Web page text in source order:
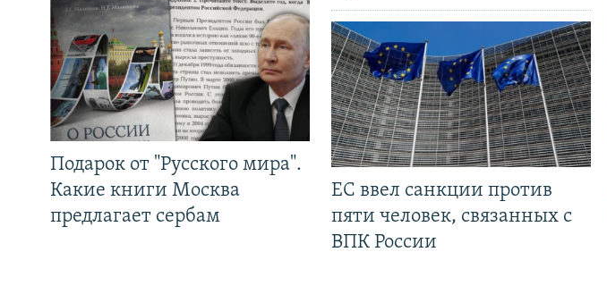
Подарок от "Русского мира".
Какие книги Москва
предлагает сербам
ЕС ввел санкции против
пяти человек, связанных с
ВПК России